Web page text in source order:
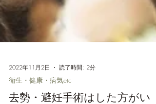
2022年11月2日 読了時間: 2分